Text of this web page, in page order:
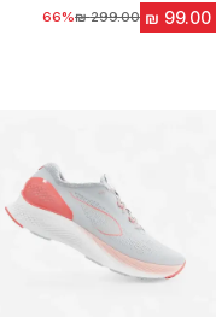
מחיר לפני הנחה‏299.00 ₪
66%